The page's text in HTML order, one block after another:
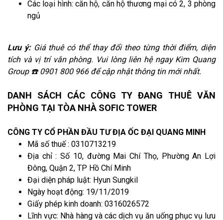
Các loại hình: căn hộ, căn hộ thương mại có 2, 3 phòng
ngủ
Lưu ý:Giá thuê có thể thay đổi theo từng thời điểm, diện
tích và vị trí văn phòng. Vui lòng liên hệ ngay Kim Quang
Group ☎️ 0901 800 966 để cập nhật thông tin mới nhất.
DANH SÁCH CÁC CÔNG TY ĐANG THUÊ VĂN
PHÒNG TẠI TÒA NHÀ SOFIC TOWER
CÔNG TY CỔ PHẦN ĐẦU TƯ ĐỊA ỐC ĐẠI QUANG MINH
Mã số thuế : 0310713219
Địa chỉ : Số 10, đường Mai Chí Thọ, Phường An Lợi
Đông, Quận 2, TP Hồ Chí Minh
Đại diện pháp luật: Hyun Sungkil
Ngày hoạt động: 19/11/2019
Giấy phép kinh doanh: 0316026572
Lĩnh vực: Nhà hàng và các dịch vụ ăn uống phục vụ lưu